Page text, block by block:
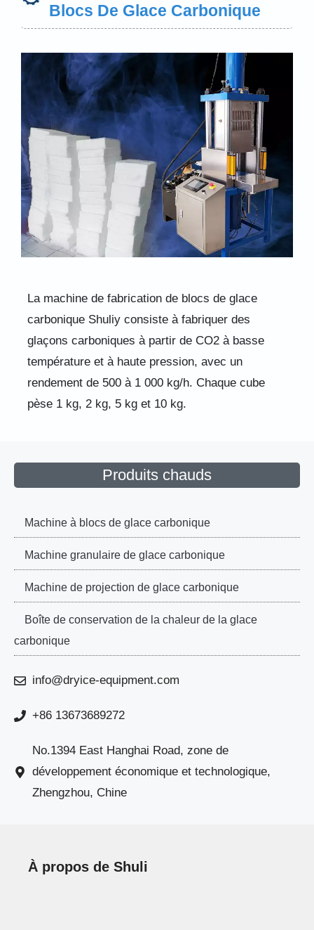
Blocs De Glace Carbonique
La machine de fabrication de blocs de glace
carbonique Shuliy consiste à fabriquer des
glaçons carboniques à partir de CO2 à basse
température et à haute pression, avec un
rendement de 500 à 1 000 kg/h. Chaque cube
pèse 1 kg, 2 kg, 5 kg et 10 kg.
Produits chauds
Machine à blocs de glace carbonique
Machine granulaire de glace carbonique
Machine de projection de glace carbonique
Boîte de conservation de la chaleur de la glace
carbonique
info@dryice-equipment.com
+86 13673689272
No.1394 East Hanghai Road, zone de
développement économique et technologique,
Zhengzhou, Chine
À propos de Shuli